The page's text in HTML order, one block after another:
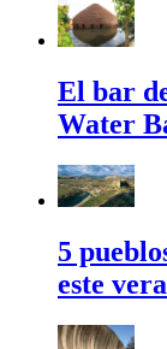
El bar
Water
5
este